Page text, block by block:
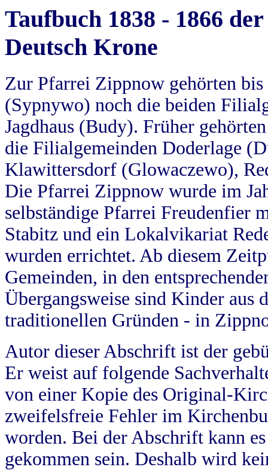
Taufbuch 1838 - 1866
Deutsch Krone
Zur Pfarrei Zippnow gehörten
(Sypnywo) noch die beiden
Jagdhaus (Budy). Früher
die Filialgemeinden Doderlage
Klawittersdorf (Glowaczewo),
Die Pfarrei Zippnow wurde im
selbständige Pfarrei Freudenfier
Stabitz und ein Lokalvikariat
wurden errichtet. Ab diesem
Gemeinden, in den
Übergangsweise sind Kinder aus
traditionellen Gründen - in
Autor dieser Abschrift ist der
Er weist auf folgende
von einer Kopie des Original-
zweifelsfreie Fehler im
worden. Bei der Abschrift kann
gekommen sein. Deshalb wird